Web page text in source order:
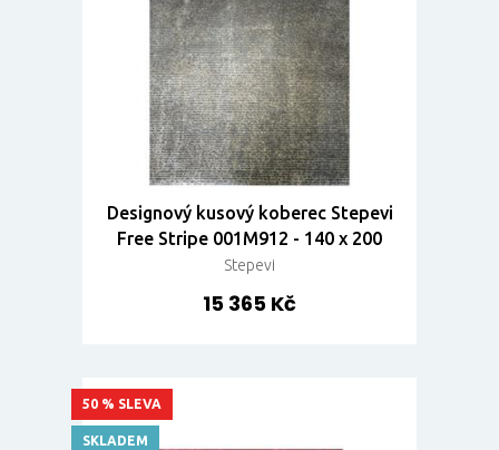
Designový kusový koberec Stepevi
Free Stripe 001M912 - 140 x 200
Stepevi
15 365 Kč
50 % SLEVA
SKLADEM